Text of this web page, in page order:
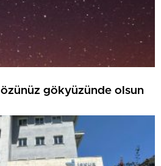
gökyüzünde olsun